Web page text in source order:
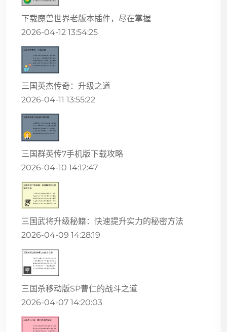
下载魔兽世界老版本插件，尽在掌握
2026-04-12 13:54:25
三国英杰传奇：升级之道
2026-04-11 13:55:22
三国群英传7手机版下载攻略
2026-04-10 14:12:47
三国武将升级秘籍：快速提升实力的秘密方法
2026-04-09 14:28:19
三国杀移动版SP曹仁的战斗之道
2026-04-07 14:20:03